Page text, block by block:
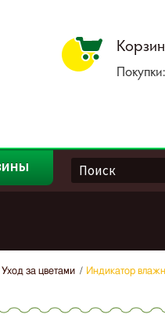
Уход за цветами Индикатор